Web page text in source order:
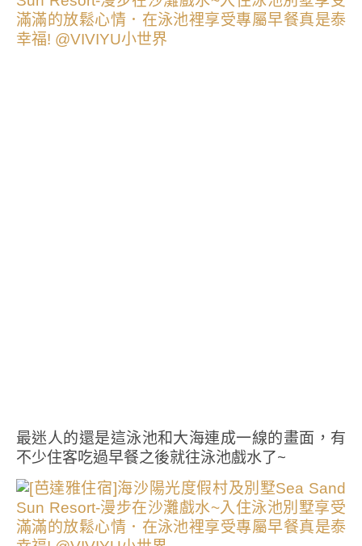
最迷人的還是這泳池和大海連成一線的畫面，有
不少住客吃過早餐之後就往泳池戲水了~